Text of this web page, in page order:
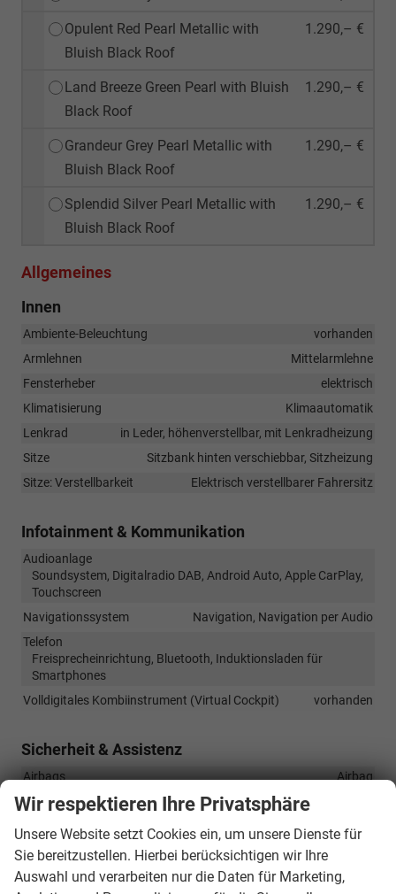
Opulent Red Pearl Metallic with
Bluish Black Roof
1.290,– €
Land Breeze Green Pearl with Bluish
Black Roof
1.290,– €
Grandeur Grey Pearl Metallic with
Bluish Black Roof
1.290,– €
Splendid Silver Pearl Metallic with
Bluish Black Roof
1.290,– €
Allgemeines
Innen
Ambiente-Beleuchtung
vorhanden
Armlehnen
Mittelarmlehne
Fensterheber
elektrisch
Klimatisierung
Klimaautomatik
Lenkrad
in Leder, höhenverstellbar, mit Lenkradheizung
Sitze
Sitzbank hinten verschiebbar, Sitzheizung
Sitze: Verstellbarkeit
Elektrisch verstellbarer Fahrersitz
Infotainment & Kommunikation
Audioanlage
Soundsystem, Digitalradio DAB, Android Auto, Apple CarPlay,
Touchscreen
Navigationssystem
Navigation, Navigation per Audio
Telefon
Freisprecheinrichtung, Bluetooth, Induktionsladen für
Smartphones
Volldigitales Kombiinstrument (Virtual Cockpit)
vorhanden
Sicherheit & Assistenz
Airbags
Airbag
Assistenzsysteme
Regensensor, Tempomat, Berganfahrassistent,
Spurhalteassistent, Abstandstempomat adaptiv (ACC),
Verkehrzeichenerkennung, Toter-Winkel-Assistent,
Querverkehrsassistent (RCTA), Müdigkeitserkennungs-Sensor,
Abstandswarner
Wir respektieren Ihre Privatsphäre
Unsere Website setzt Cookies ein, um unsere Dienste für
Sie bereitzustellen. Hierbei berücksichtigen wir Ihre
Auswahl und verarbeiten nur die Daten für Marketing,